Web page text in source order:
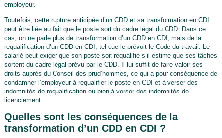
employeur.
Toutefois, cette rupture anticipée d’un CDD et sa transformation en CDI
peut être liée au fait que le poste sort du cadre légal du CDD. Dans ce
cas, on ne parle plus de transformation d’un CDD en CDI, mais de la
requalification d’un CDD en CDI, tel que le prévoit le Code du travail. Le
salarié peut exiger que son poste soit requalifié s’il estime que ses tâches
sortent du cadre légal prévu par le CDD. Il lui suffit de faire valoir ses
droits auprès du Conseil des prud’hommes, ce qui a pour conséquence de
condamner l’employeur à requalifier le poste en CDI et à verser des
indemnités de requalification ou bien à verser des indemnités de
licenciement.
Quelles sont les conséquences de la
transformation d’un CDD en CDI ?